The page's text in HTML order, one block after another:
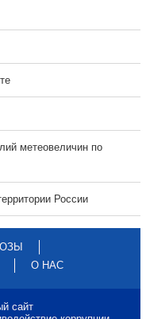
метеовеличин по
России
О НАС
сайт